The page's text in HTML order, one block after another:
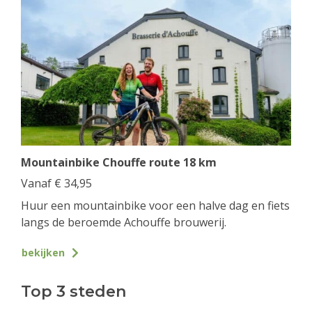
Mountainbike Chouffe route 18 km
Vanaf € 34,95
Huur een mountainbike voor een halve dag en fiets
langs de beroemde Achouffe brouwerij.
bekijken
Top 3 steden